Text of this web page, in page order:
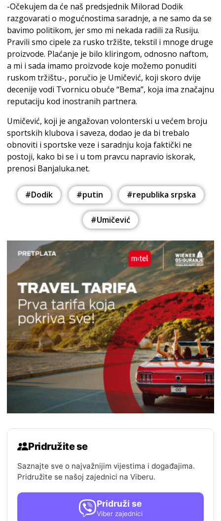
-Očekujem da će naš predsjednik Milorad Dodik
razgovarati o mogućnostima saradnje, a ne samo da se
bavimo politikom, jer smo mi nekada radili za Rusiju.
Pravili smo cipele za rusko tržište, tekstil i mnoge druge
proizvode. Plaćanje je bilo kliringom, odnosno naftom,
a mi i sada imamo proizvode koje možemo ponuditi
ruskom tržištu-, poručio je Umičević, koji skoro dvije
decenije vodi Tvornicu obuće “Bema”, koja ima značajnu
reputaciju kod inostranih partnera.
Umičević, koji je angažovan volonterski u većem broju
sportskih klubova i saveza, dodao je da bi trebalo
obnoviti i sportske veze i saradnju koja faktički ne
postoji, kako bi se i u tom pravcu napravio iskorak,
prenosi Banjaluka.net.
#Dodik #putin #republika srpska
#Umičević
Pridružite se
Saznajte sve o najvažnijim vijestima i događajima.
Pridružite se našoj zajednici na Viberu.
Pridruži se
Viber zajednici